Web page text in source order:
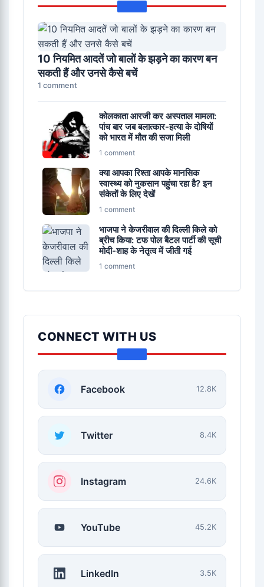
10 नियमित आदतें जो बालों के झड़ने का कारण बन
सकती हैं और उनसे कैसे बचें
1 comment
कोलकाता आरजी कर अस्पताल मामला:
पांच बार जब बलात्कार-हत्या के दोषियों
को भारत में मौत की सजा मिली
1 comment
क्या आपका रिश्ता आपके मानसिक
स्वास्थ्य को नुकसान पहुंचा रहा है? इन
संकेतों के लिए देखें
1 comment
भाजपा ने केजरीवाल की दिल्ली किले को
ब्रीच किया: टफ पोल बैटल पार्टी की सूची
मोदी-शाह के नेतृत्व में जीती गई
1 comment
CONNECT WITH US
Facebook 12.8K
Twitter 8.4K
Instagram 24.6K
YouTube 45.2K
LinkedIn 3.5K